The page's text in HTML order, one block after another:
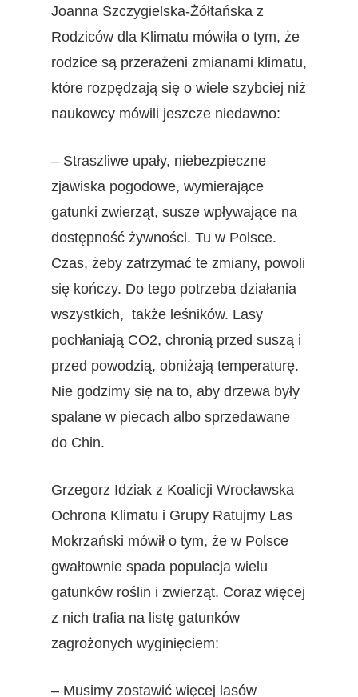
Joanna Szczygielska-Żółtańska z
Rodziców dla Klimatu mówiła o tym, że
rodzice są przerażeni zmianami klimatu,
które rozpędzają się o wiele szybciej niż
naukowcy mówili jeszcze niedawno:
– Straszliwe upały, niebezpieczne
zjawiska pogodowe, wymierające
gatunki zwierząt, susze wpływające na
dostępność żywności. Tu w Polsce.
Czas, żeby zatrzymać te zmiany, powoli
się kończy. Do tego potrzeba działania
wszystkich, także leśników. Lasy
pochłaniają CO2, chronią przed suszą i
przed powodzią, obniżają temperaturę.
Nie godzimy się na to, aby drzewa były
spalane w piecach albo sprzedawane
do Chin.
Grzegorz Idziak z Koalicji Wrocławska
Ochrona Klimatu i Grupy Ratujmy Las
Mokrzański mówił o tym, że w Polsce
gwałtownie spada populacja wielu
gatunków roślin i zwierząt. Coraz więcej
z nich trafia na listę gatunków
zagrożonych wyginięciem:
– Musimy zostawić więcej lasów